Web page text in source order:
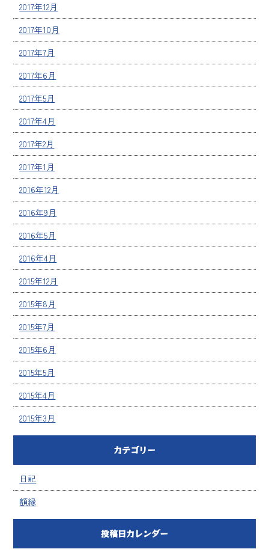
2017年12月
2017年10月
2017年7月
2017年6月
2017年5月
2017年4月
2017年2月
2017年1月
2016年12月
2016年9月
2016年5月
2016年4月
2015年12月
2015年8月
2015年7月
2015年6月
2015年5月
2015年4月
2015年3月
カテゴリー
日記
額縁
投稿日カレンダー